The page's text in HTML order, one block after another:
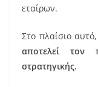
εταίρων.
Στο πλαίσιο αυτό,
αποτελεί τον
στρατηγικής.